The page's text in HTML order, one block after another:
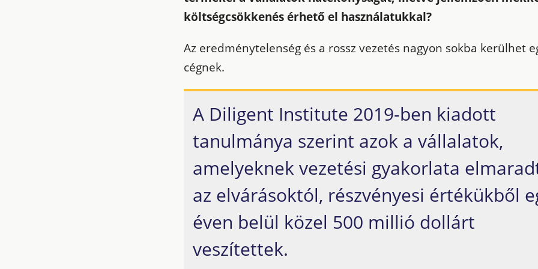
költségcsökkenés érhető el használatukkal?
Az eredménytelenség és a rossz vezetés nagyon sokba kerülhet
cégnek.
A Diligent Institute 2019-ben kiadott
tanulmánya szerint azok a vállalatok,
amelyeknek vezetési gyakorlata
az elvárásoktól, részvényesi értékükből
éven belül közel 500 millió dollárt
veszítettek.